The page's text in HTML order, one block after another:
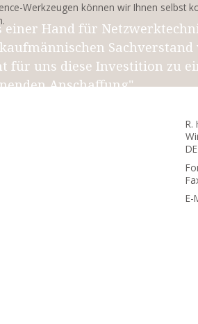
einer Hand für
Sachverstand
für uns diese Investition zu
Anschaffung"
ein einfaches und
Werkzeugen können wir Ihnen selbst
R.
E-